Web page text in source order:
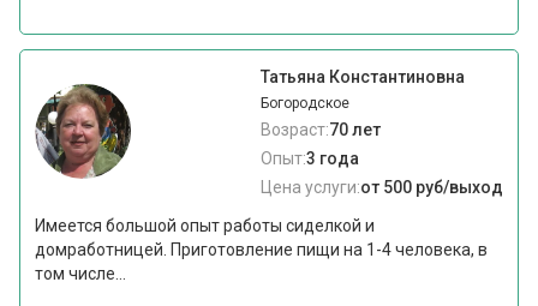
Татьяна Константиновна
Богородское
Возраст:70 лет
Опыт:3 года
Цена услуги:от 500 руб/выход
Имеется большой опыт работы сиделкой и
домработницей. Приготовление пищи на 1-4 человека, в
том числе...